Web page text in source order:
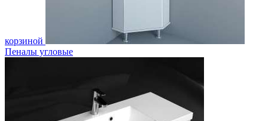
корзиной
Пеналы угловые